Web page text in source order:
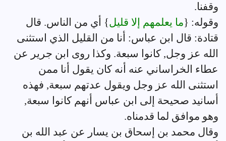
وقفنا.
وقوله: {ما يعلمهم إلا قليل} أي من الناس. قال
قتادة: قال ابن عباس: أنا من القليل الذي استثنى
الله عز وجل, كانوا سبعة. وكذا روى ابن جرير عن
عطاء الخراساني عنه أنه كان يقول أنا ممن
استثنى الله عز وجل ويقول عدتهم سبعة, فهذه
أسانيد صحيحة إلى ابن عباس أنهم كانوا سبعة,
وهو موافق لما قدمناه.
وقال محمد بن إسحاق بن يسار عن عبد الله بن